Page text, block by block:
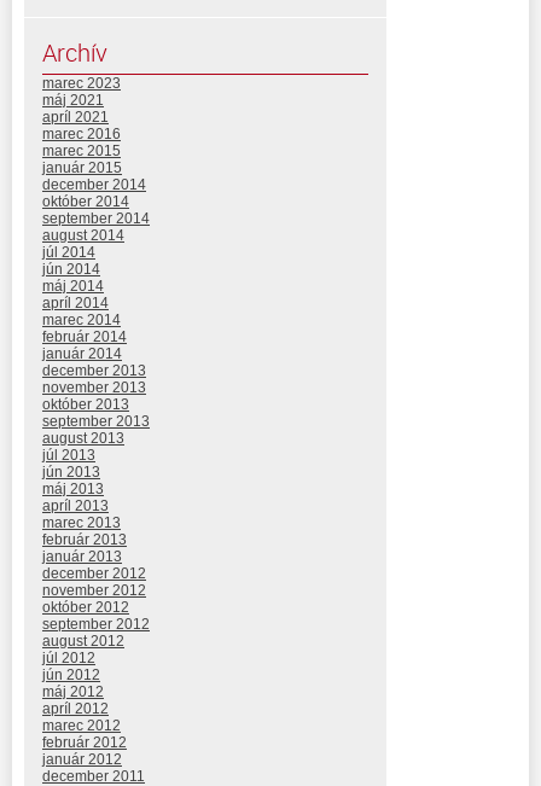
Archív
marec 2023
máj 2021
apríl 2021
marec 2016
marec 2015
január 2015
december 2014
október 2014
september 2014
august 2014
júl 2014
jún 2014
máj 2014
apríl 2014
marec 2014
február 2014
január 2014
december 2013
november 2013
október 2013
september 2013
august 2013
júl 2013
jún 2013
máj 2013
apríl 2013
marec 2013
február 2013
január 2013
december 2012
november 2012
október 2012
september 2012
august 2012
júl 2012
jún 2012
máj 2012
apríl 2012
marec 2012
február 2012
január 2012
december 2011